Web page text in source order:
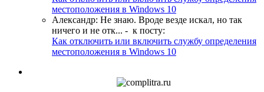
местоположения в Windows 10
Александр: Не знаю. Вроде везде искал, но так
ничего и не отк... - к посту:
Как отключить или включить службу определения
местоположения в Windows 10